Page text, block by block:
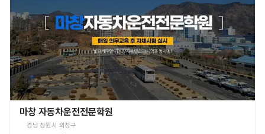
마창 자동차운전전문학원
경남 창원시 의창구